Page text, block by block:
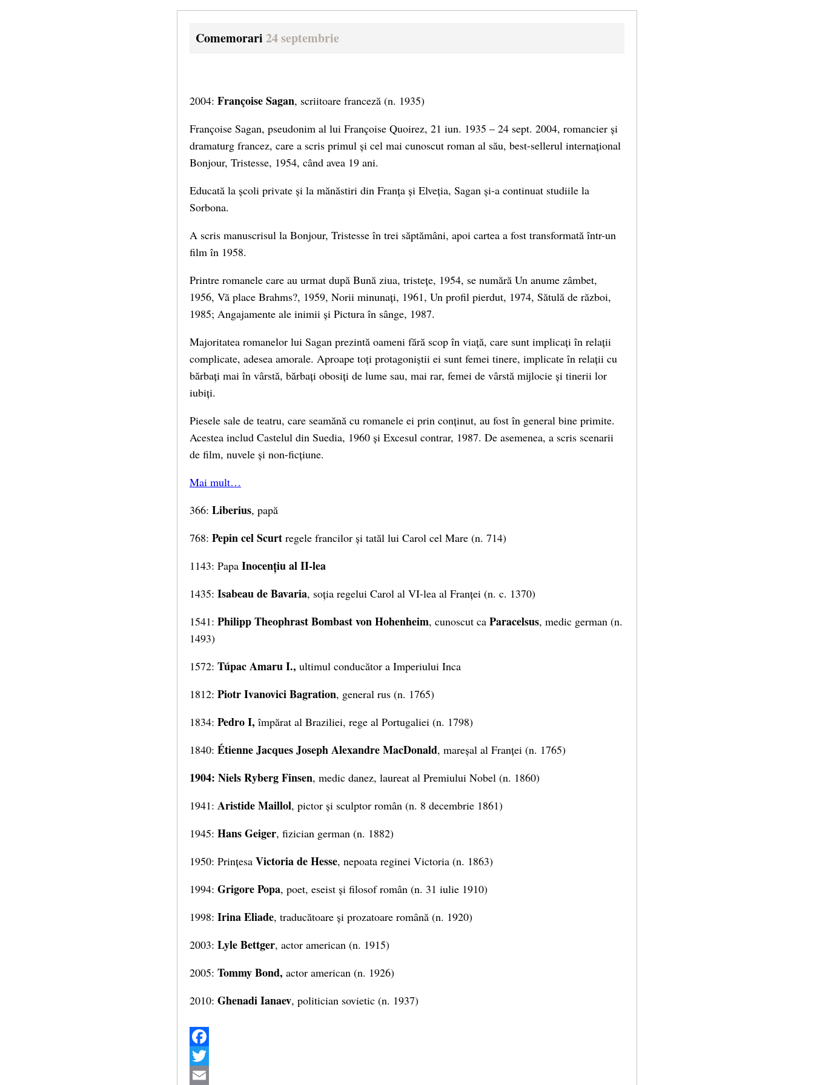
Comemorari 24 septembrie
2004: Françoise Sagan, scriitoare franceză (n. 1935)
Françoise Sagan, pseudonim al lui Françoise Quoirez, 21 iun. 1935 – 24 sept. 2004, romancier și
dramaturg francez, care a scris primul și cel mai cunoscut roman al său, best-sellerul internațional
Bonjour, Tristesse, 1954, când avea 19 ani.
Educată la școli private și la mănăstiri din Franța și Elveția, Sagan și-a continuat studiile la
Sorbona.
A scris manuscrisul la Bonjour, Tristesse în trei săptămâni, apoi cartea a fost transformată într-un
film în 1958.
Printre romanele care au urmat după Bună ziua, tristețe, 1954, se numără Un anume zâmbet,
1956, Vă place Brahms?, 1959, ​Norii minunați, 1961, Un profil pierdut, 1974, Sătulă de război,
1985; Angajamente ale inimii și Pictura în sânge, 1987.
Majoritatea romanelor lui Sagan prezintă oameni fără scop în viață, care sunt implicați în relații
complicate, adesea amorale. Aproape toți protagoniștii ei sunt femei tinere, implicate în relații cu
bărbați mai în vârstă, bărbați obosiți de lume sau, mai rar, femei de vârstă mijlocie și tinerii lor
iubiți.
Piesele sale de teatru, care seamănă cu romanele ei prin conținut, au fost în general bine primite.
Acestea includ Castelul din Suedia, 1960 și Excesul contrar, 1987. De asemenea, a scris scenarii
de film, nuvele și non-ficțiune.
Mai mult…
366: Liberius, papă
768: Pepin cel Scurt regele francilor și tatăl lui Carol cel Mare (n. 714)
1143: Papa Inocențiu al II-lea
1435: Isabeau de Bavaria, soția regelui Carol al VI-lea al Franței (n. c. 1370)
1541: Philipp Theophrast Bombast von Hohenheim, cunoscut ca Paracelsus, medic german (n.
1493)
1572: Túpac Amaru I., ultimul conducător a Imperiului Inca
1812: Piotr Ivanovici Bagration, general rus (n. 1765)
1834: Pedro I, împărat al Braziliei, rege al Portugaliei (n. 1798)
1840: Étienne Jacques Joseph Alexandre MacDonald, mareșal al Franței (n. 1765)
1904: Niels Ryberg Finsen, medic danez, laureat al Premiului Nobel (n. 1860)
1941: Aristide Maillol, pictor și sculptor român (n. 8 decembrie 1861)
1945: Hans Geiger, fizician german (n. 1882)
1950: Prințesa Victoria de Hesse, nepoata reginei Victoria (n. 1863)
1994: Grigore Popa, poet, eseist și filosof român (n. 31 iulie 1910)
1998: Irina Eliade, traducătoare și prozatoare română (n. 1920)
2003: Lyle Bettger, actor american (n. 1915)
2005: Tommy Bond, actor american (n. 1926)
2010: Ghenadi Ianaev, politician sovietic (n. 1937)
Facebook
Twitter